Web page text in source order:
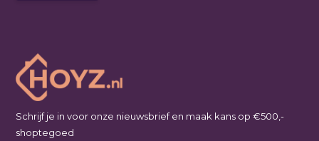
Schrijf je in voor onze nieuwsbrief en maak kans op €500,-
shoptegoed